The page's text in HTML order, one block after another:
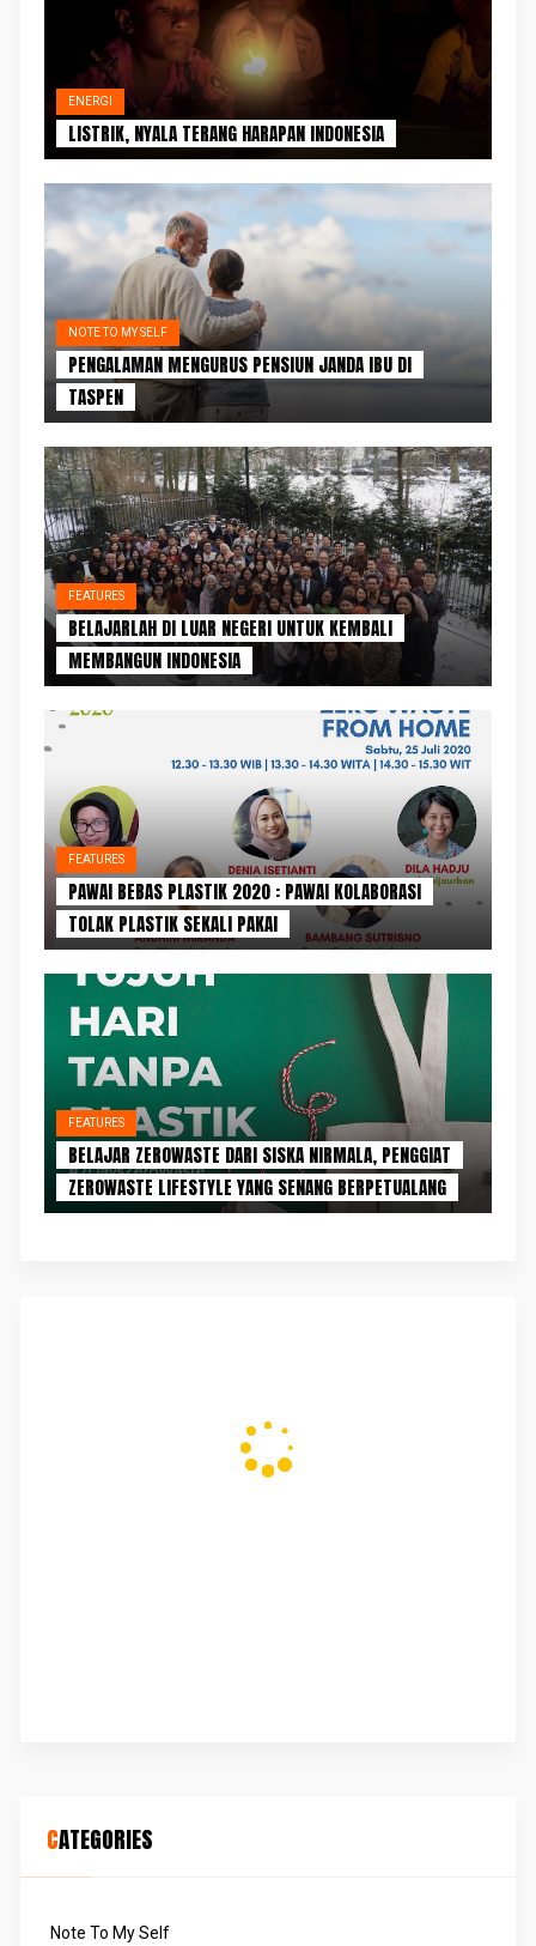
ENERGI
LISTRIK, NYALA TERANG HARAPAN INDONESIA
NOTE TO MY SELF
PENGALAMAN MENGURUS PENSIUN JANDA IBU DI
TASPEN
FEATURES
BELAJARLAH DI LUAR NEGERI UNTUK KEMBALI
MEMBANGUN INDONESIA
FEATURES
PAWAI BEBAS PLASTIK 2020 : PAWAI KOLABORASI
TOLAK PLASTIK SEKALI PAKAI
FEATURES
BELAJAR ZEROWASTE DARI SISKA NIRMALA, PENGGIAT
ZEROWASTE LIFESTYLE YANG SENANG BERPETUALANG
CATEGORIES
Note To My Self